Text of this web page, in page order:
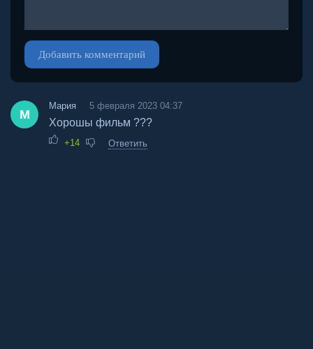
Добавить комментарий
М
Мария 5 февраля 2023 04:37
Хорошы фильм ???
+14 Ответить